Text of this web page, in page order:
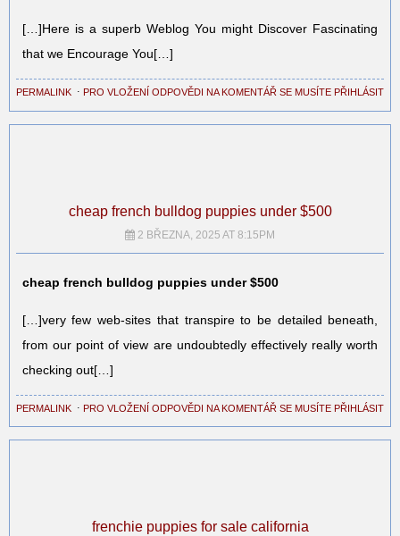
[…]Here is a superb Weblog You might Discover Fascinating
that we Encourage You[…]
PERMALINK ⋅ PRO VLOŽENÍ ODPOVĚDI NA KOMENTÁŘ SE MUSÍTE PŘIHLÁSIT
cheap french bulldog puppies under $500
2 BŘEZNA, 2025 AT 8:15PM
cheap french bulldog puppies under $500
[…]very few web-sites that transpire to be detailed beneath,
from our point of view are undoubtedly effectively really worth
checking out[…]
PERMALINK ⋅ PRO VLOŽENÍ ODPOVĚDI NA KOMENTÁŘ SE MUSÍTE PŘIHLÁSIT
frenchie puppies for sale california